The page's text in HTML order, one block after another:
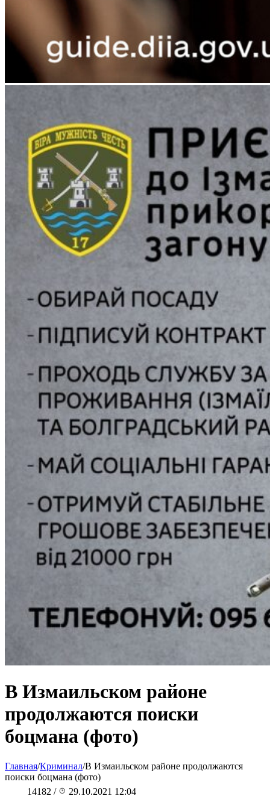
В Измаильском районе
продолжаются поиски
боцмана (фото)
Главная/Криминал/В Измаильском районе продолжаются
поиски боцмана (фото)
14182 / 29.10.2021 12:04